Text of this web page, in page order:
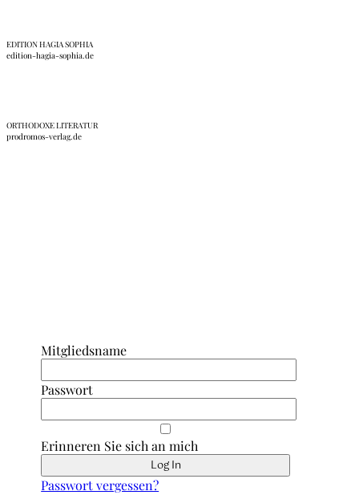
EDITION HAGIA SOPHIA
edition-hagia-sophia.de
ORTHODOXE LITERATUR
prodromos-verlag.de
Mitgliedsname
Passwort
Erinneren Sie sich an mich
Passwort vergessen?